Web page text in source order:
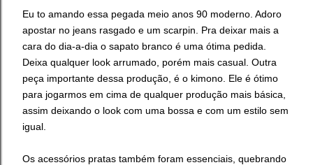
Eu to amando essa pegada meio anos 90 moderno. Adoro
apostar no jeans rasgado e um scarpin. Pra deixar mais a
cara do dia-a-dia o sapato branco é uma ótima pedida.
Deixa qualquer look arrumado, porém mais casual. Outra
peça importante dessa produção, é o kimono. Ele é ótimo
para jogarmos em cima de qualquer produção mais básica,
assim deixando o look com uma bossa e com um estilo sem
igual.
Os acessórios pratas também foram essenciais, quebrando